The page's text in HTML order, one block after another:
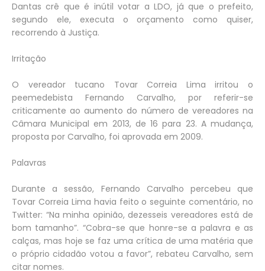
Dantas crê que é inútil votar a LDO, já que o prefeito,
segundo ele, executa o orçamento como quiser,
recorrendo à Justiça.
Irritação
O vereador tucano Tovar Correia Lima irritou o
peemedebista Fernando Carvalho, por referir-se
criticamente ao aumento do número de vereadores na
Câmara Municipal em 2013, de 16 para 23. A mudança,
proposta por Carvalho, foi aprovada em 2009.
Palavras
Durante a sessão, Fernando Carvalho percebeu que
Tovar Correia Lima havia feito o seguinte comentário, no
Twitter: “Na minha opinião, dezesseis vereadores está de
bom tamanho”. “Cobra-se que honre-se a palavra e as
calças, mas hoje se faz uma crítica de uma matéria que
o próprio cidadão votou a favor”, rebateu Carvalho, sem
citar nomes.